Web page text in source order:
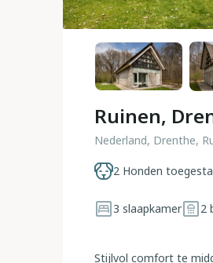
Ruinen,
Nederland, Drenthe,
2 Honden
3 slaapkamer 2
Stijlvol comfort te